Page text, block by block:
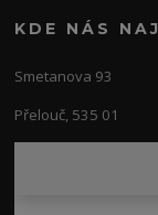
KDE NÁS
Smetanova 93
Přelouč, 535 01